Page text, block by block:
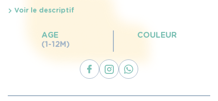
Ces boutonnières sont fermées pour que chacun
qu’il va en faire, que ce soit un berceau ou une
poussette.
Voir le descriptif
AGE
(1-12M)
COULEUR